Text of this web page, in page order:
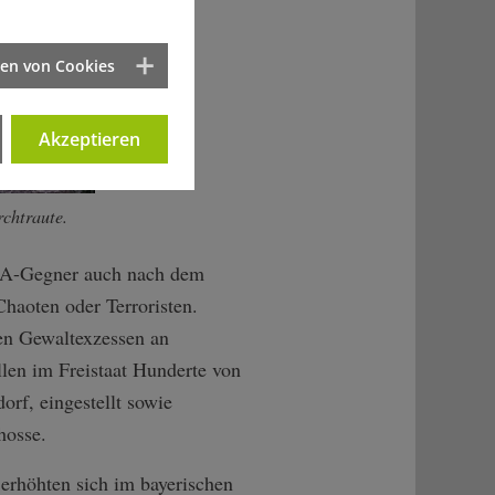
Gegner auch nach dem
oder Terroristen.
Gewaltexzessen an
im Freistaat Hunderte von
eingestellt sowie
sich im bayerischen
von Cookies
Akzeptieren